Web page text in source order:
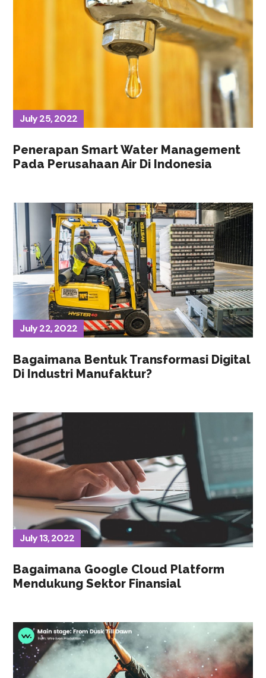
July 25, 2022
Penerapan Smart Water Management
Pada Perusahaan Air Di Indonesia
July 22, 2022
Bagaimana Bentuk Transformasi Digital
Di Industri Manufaktur?
July 13, 2022
Bagaimana Google Cloud Platform
Mendukung Sektor Finansial